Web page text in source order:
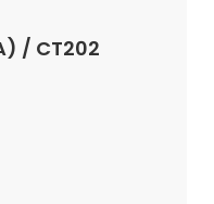
/ CT202